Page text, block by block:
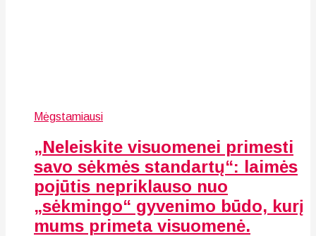
Mėgstamiausi
„Neleiskite visuomenei primesti
savo sėkmės standartų“: laimės
pojūtis nepriklauso nuo
„sėkmingo“ gyvenimo būdo, kurį
mums primeta visuomenė.